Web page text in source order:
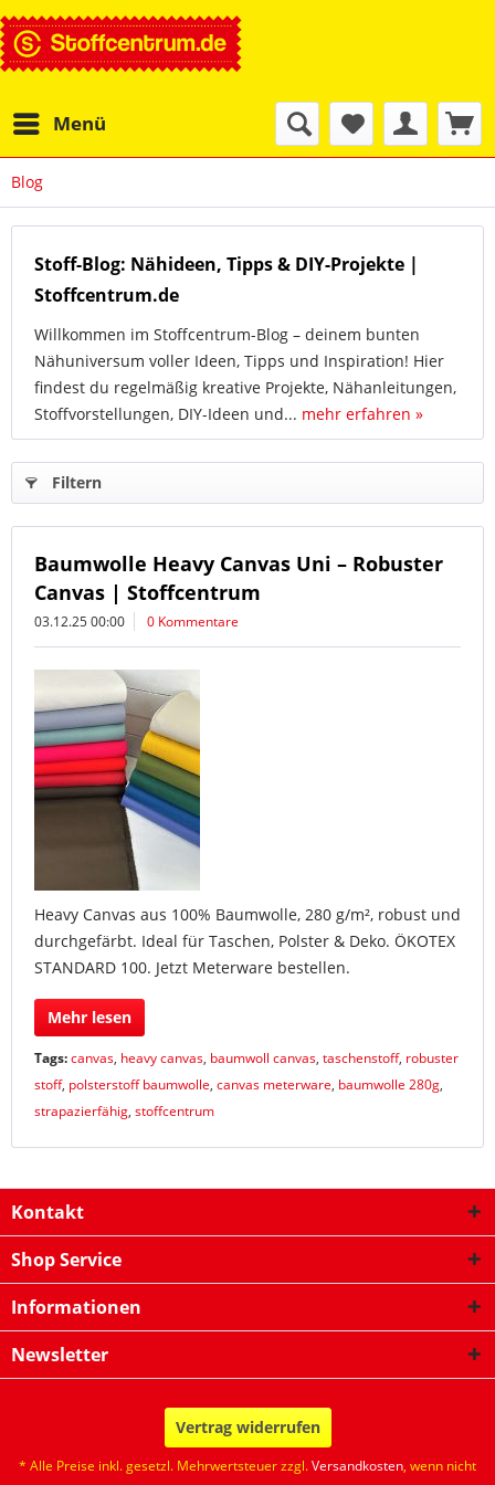
Menü
Blog
Stoff-Blog: Nähideen, Tipps & DIY-Projekte |
Stoffcentrum.de
Willkommen im Stoffcentrum-Blog – deinem bunten
Nähuniversum voller Ideen, Tipps und Inspiration! Hier
findest du regelmäßig kreative Projekte, Nähanleitungen,
Stoffvorstellungen, DIY-Ideen und... mehr erfahren »
Filtern
Baumwolle Heavy Canvas Uni – Robuster
Canvas | Stoffcentrum
03.12.25 00:00 0 Kommentare
Heavy Canvas aus 100% Baumwolle, 280 g/m², robust und
durchgefärbt. Ideal für Taschen, Polster & Deko. ÖKOTEX
STANDARD 100. Jetzt Meterware bestellen.
Mehr lesen
Tags:canvas, heavy canvas, baumwoll canvas, taschenstoff, robuster
stoff, polsterstoff baumwolle, canvas meterware, baumwolle 280g,
strapazierfähig, stoffcentrum
Kontakt
Shop Service
Informationen
Newsletter
Vertrag widerrufen
* Alle Preise inkl. gesetzl. Mehrwertsteuer zzgl.Versandkosten, wenn nicht